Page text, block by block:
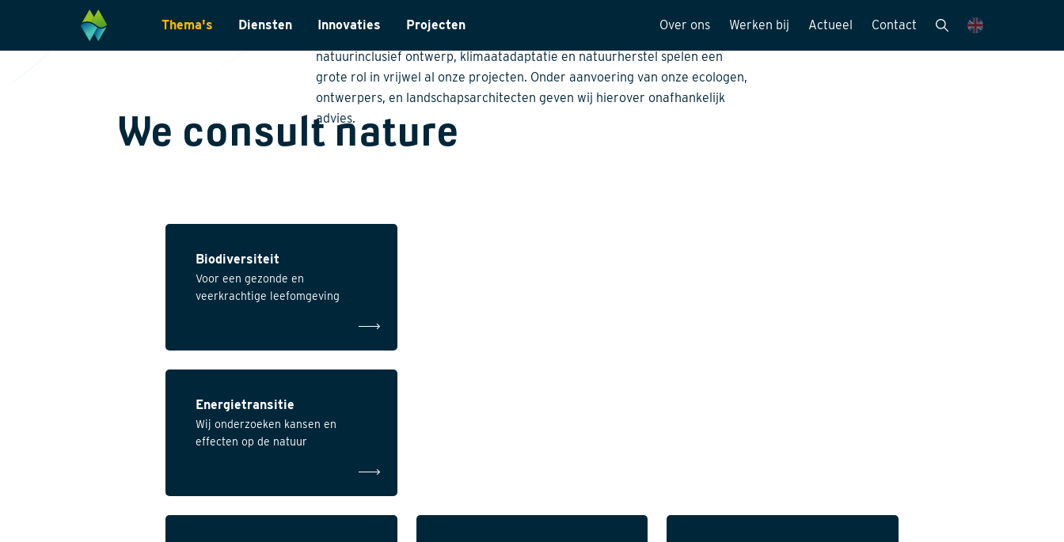
Thema's
Natuurinclusief Ontwerp
Diensten
Laboratoriumanalyses
Landschapsarchitectuur
Innovaties Projecten Over ons
Visie
Werken bij Actueel Contact
We consult nature
Belangrijke maatschappelijke thema’s als biodiversiteit, energietransitie,
natuurinclusief ontwerp, klimaatadaptatie en natuurherstel spelen een
grote rol in vrijwel al onze projecten. Onder aanvoering van onze ecologen,
ontwerpers, en landschapsarchitecten geven wij hierover onafhankelijk
advies.
Biodiversiteit
Voor een gezonde en
veerkrachtige leefomgeving
Energietransitie
Wij onderzoeken kansen en
effecten op de natuur